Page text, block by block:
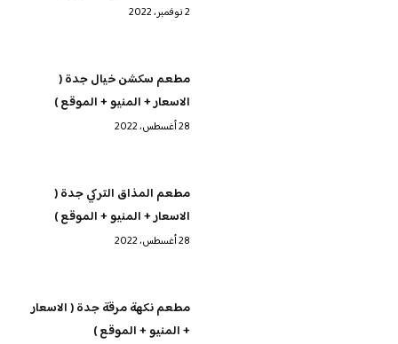
2 نوفمبر، 2022
مطعم سكشن خيال جدة (
الاسعار + المنيو + الموقع )
28 أغسطس، 2022
مطعم المذاق التركي جدة (
الاسعار + المنيو + الموقع )
28 أغسطس، 2022
مطعم نكهة مرقة جدة ( الاسعار
+ المنيو + الموقع )